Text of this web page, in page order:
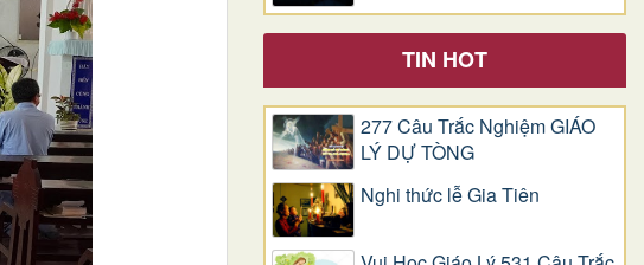
TIN HOT
277 Câu Trắc Nghiệm GIÁO
LÝ DỰ TÒNG
Nghi thức lễ Gia Tiên